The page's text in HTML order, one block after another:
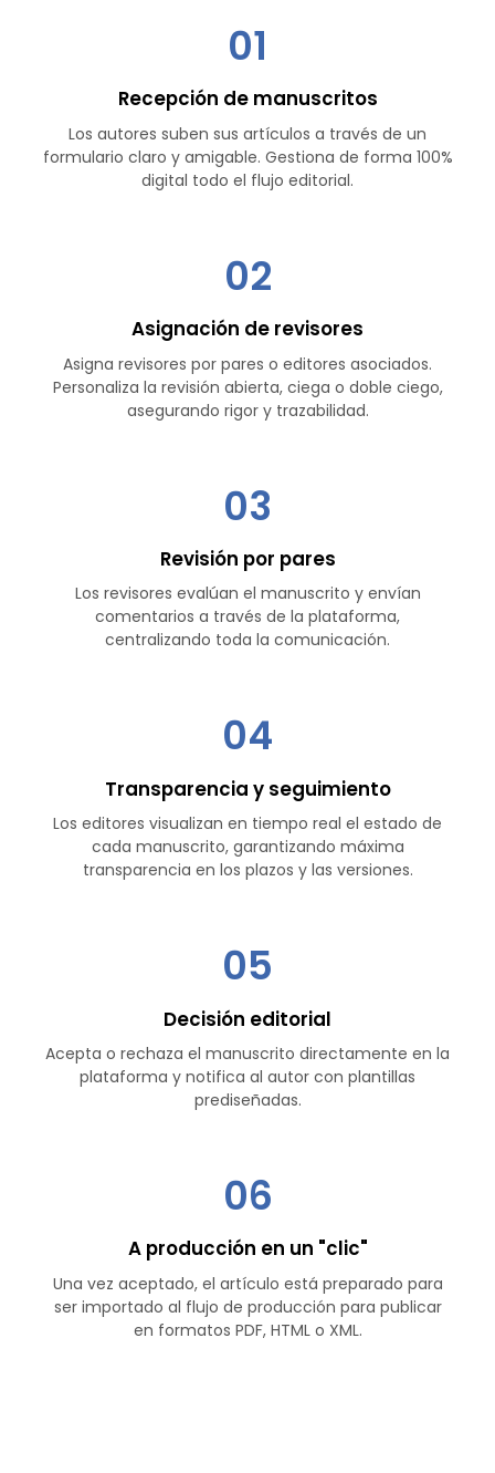
01
Recepción de manuscritos
Los autores suben sus artículos a través de un
formulario claro y amigable. Gestiona de forma 100%
digital todo el flujo editorial.
02
Asignación de revisores
Asigna revisores por pares o editores asociados.
Personaliza la revisión abierta, ciega o doble ciego,
asegurando rigor y trazabilidad.
03
Revisión por pares
Los revisores evalúan el manuscrito y envían
comentarios a través de la plataforma,
centralizando toda la comunicación.
04
Transparencia y seguimiento
Los editores visualizan en tiempo real el estado de
cada manuscrito, garantizando máxima
transparencia en los plazos y las versiones.
05
Decisión editorial
Acepta o rechaza el manuscrito directamente en la
plataforma y notifica al autor con plantillas
prediseñadas.
06
A producción en un "clic"
Una vez aceptado, el artículo está preparado para
ser importado al flujo de producción para publicar
en formatos PDF, HTML o XML.